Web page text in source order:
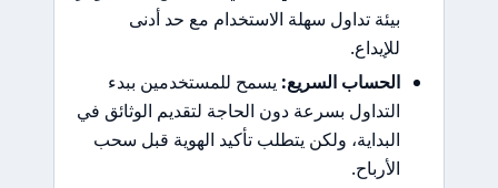
بيئة تداول سهلة الاستخدام مع حد أدنى
للإيداع.
الحساب السريع: يسمح للمستخدمين ببدء
التداول بسرعة دون الحاجة لتقديم الوثائق في
البداية، ولكن يتطلب تأكيد الهوية قبل سحب
الأرباح.